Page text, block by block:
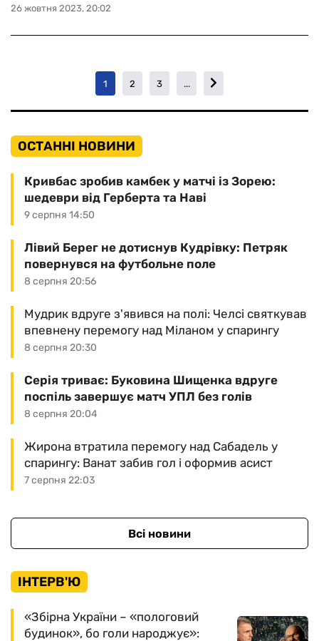
26 жовтня 2023, 20:02
1 2 3 ...
ОСТАННІ НОВИНИ
9 серпня 14:50
Кривбас зробив камбек у матчі із Зорею:
шедеври від Герберта та Наві
8 серпня 20:56
Лівий Берег не дотиснув Кудрівку: Петряк
повернувся на футбольне поле
8 серпня 20:30
Мудрик вдруге з'явився на полі: Челсі святкував
впевнену перемогу над Міланом у спарингу
8 серпня 20:04
Серія триває: Буковина Шищенка вдруге
поспіль завершує матч УПЛ без голів
7 серпня 22:03
Жирона втратила перемогу над Сабадель у
спарингу: Ванат забив гол і оформив асист
Всі новини
ІНТЕРВ'Ю
«Збірна України – «пологовий
будинок», бо голи народжує»: